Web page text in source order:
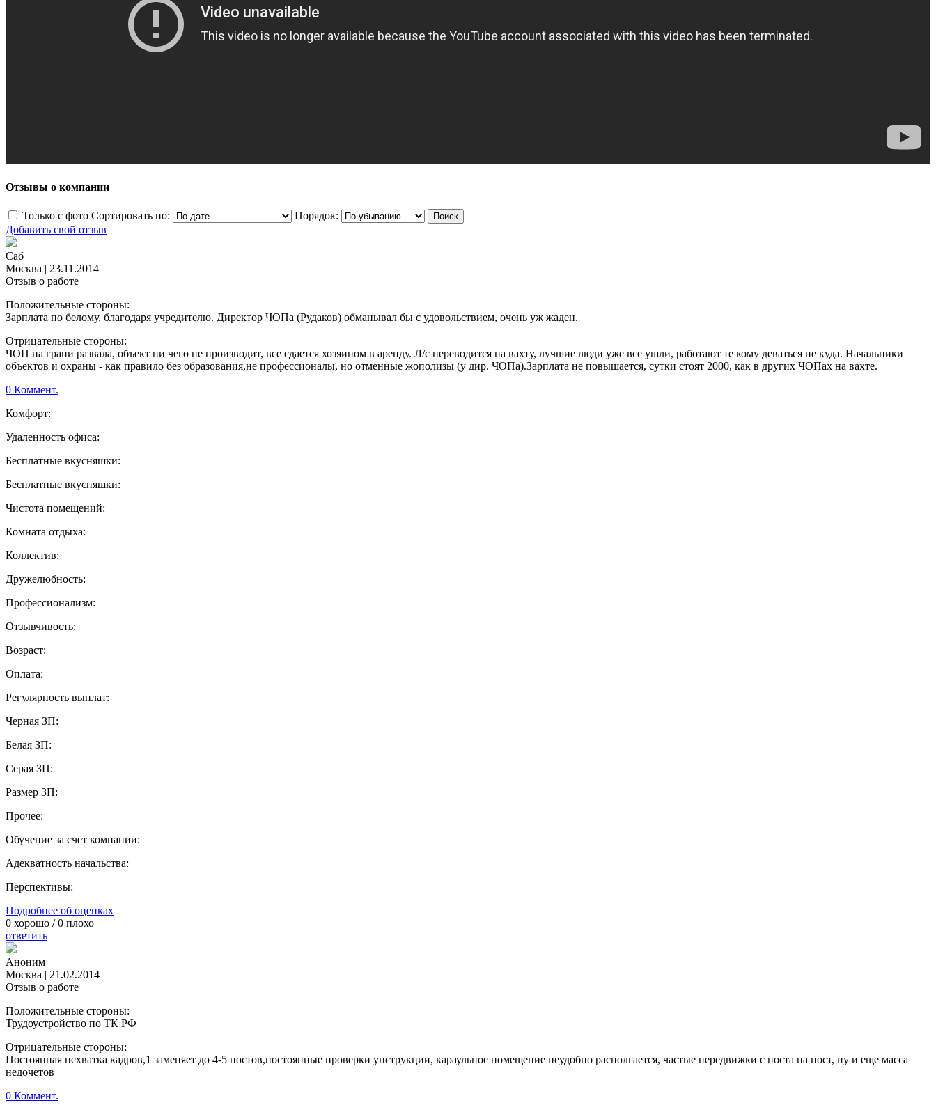
Отзывы о компании
Только с фото Сортировать по:
Порядок:
Добавить свой отзыв
Саб
Москва | 23.11.2014
Отзыв о работе
Положительные стороны:
Зарплата по белому, благодаря учредителю. Директор ЧОПа (Рудаков) обманывал бы с удовольствием, очень уж жаден.
Отрицательные стороны:
ЧОП на грани развала, объект ни чего не производит, все сдается хозяином в аренду. Л/с переводится на вахту, лучшие люди уже все ушли, работают те кому деваться не куда. Начальники
объектов и охраны - как правило без образования,не профессионалы, но отменные жополизы (у дир. ЧОПа).Зарплата не повышается, сутки стоят 2000, как в других ЧОПах на вахте.
0 Коммент.
Комфорт:
Удаленность офиса:
Бесплатные вкусняшки:
Бесплатные вкусняшки:
Чистота помещений:
Комната отдыха:
Коллектив:
Дружелюбность:
Профессионализм:
Отзывчивость:
Возраст:
Оплата:
Регулярность выплат:
Черная ЗП:
Белая ЗП:
Серая ЗП:
Размер ЗП:
Прочее:
Обучение за счет компании:
Адекватность начальства:
Перспективы:
Подробнее об оценках
0 хорошо /0 плохо
ответить
Аноним
Москва | 21.02.2014
Отзыв о работе
Положительные стороны:
Трудоустройство по ТК РФ
Отрицательные стороны:
Постоянная нехватка кадров,1 заменяет до 4-5 постов,постоянные проверки унструкции, караульное помещение неудобно располгается, частые передвижки с поста на пост, ну и еще масса
недочетов
0 Коммент.